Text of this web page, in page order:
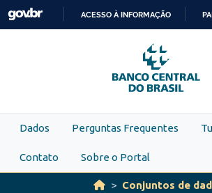
Skip to main content
PARA
O
CONTEÚDO
ACESSO À INFORMAÇÃO
Dados Perguntas Frequentes
Contato Sobre o Portal
Conjuntos de